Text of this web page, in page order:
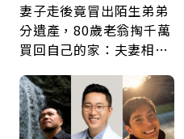
妻子走後竟冒出陌生弟弟
分遺產，80歲老翁掏千萬
買回自己的家：夫妻相守